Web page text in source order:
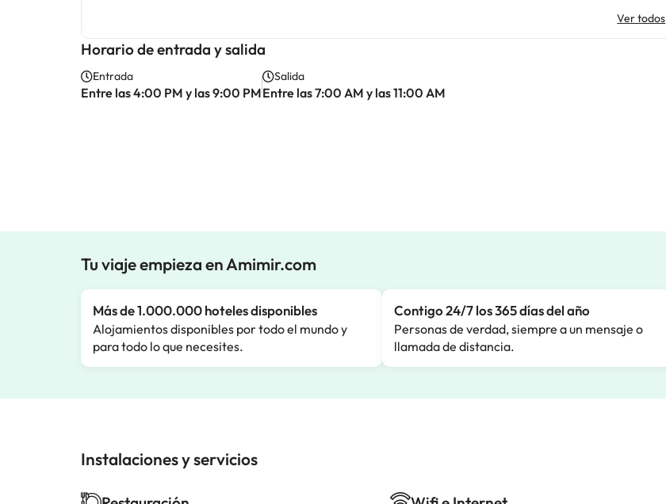
Ver todos
Horario de entrada y salida
Entrada
Entre las 4:00 PM y las 9:00 PM
Salida
Entre las 7:00 AM y las 11:00 AM
Tu viaje empieza en Amimir.com
Más de 1.000.000 hoteles disponibles
Alojamientos disponibles por todo el mundo y
para todo lo que necesites.
Contigo 24/7 los 365 días del año
Personas de verdad, siempre a un mensaje o
llamada de distancia.
Instalaciones y servicios